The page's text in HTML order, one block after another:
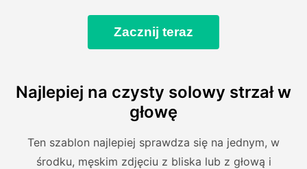
Zacznij teraz
Najlepiej na czysty solowy strzał w
głowę
Ten szablon najlepiej sprawdza się na jednym, w
środku, męskim zdjęciu z bliska lub z głową i